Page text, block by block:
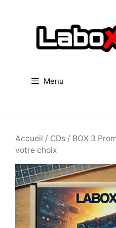
Menu
Accueil / CDs / BOX 3
votre choix